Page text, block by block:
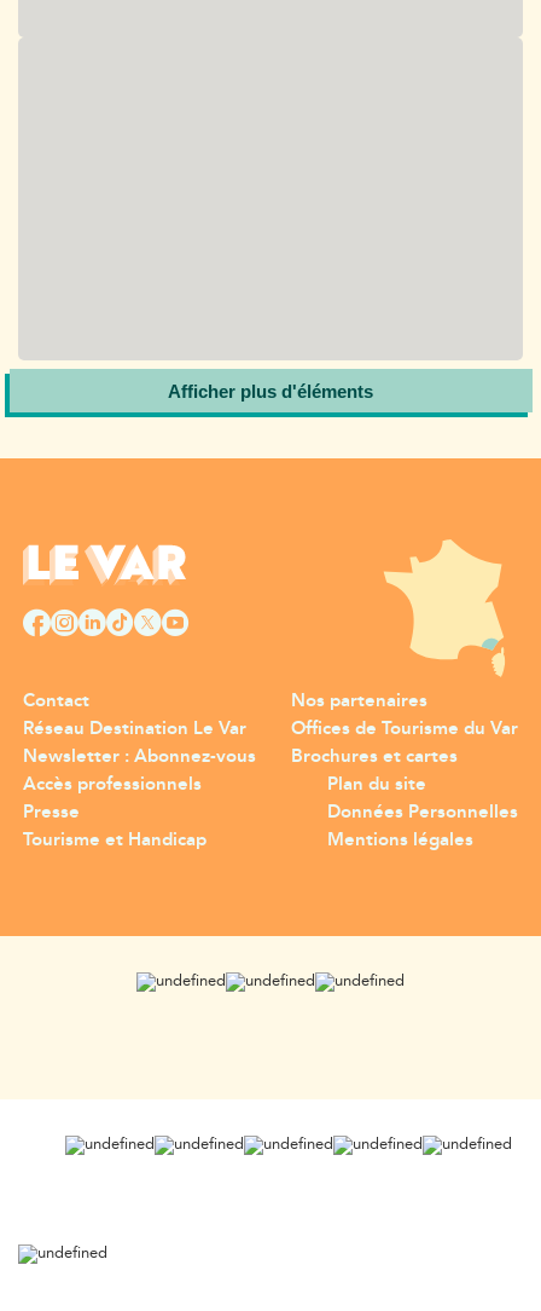
Afficher plus d'éléments
Contact
Réseau Destination Le Var
Newsletter : Abonnez-vous
Nos partenaires
Offices de Tourisme du Var
Brochures et cartes
Accès professionnels
Presse
Tourisme et Handicap
Plan du site
Données Personnelles
Mentions légales